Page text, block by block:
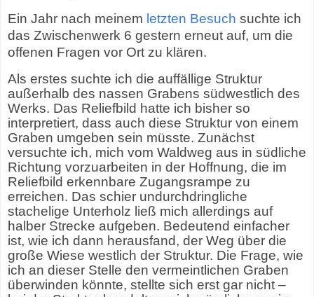
Ein Jahr nach meinem letzten Besuch suchte ich
das Zwischenwerk 6 gestern erneut auf, um die
offenen Fragen vor Ort zu klären.
Als erstes suchte ich die auffällige Struktur
außerhalb des nassen Grabens südwestlich des
Werks. Das Reliefbild hatte ich bisher so
interpretiert, dass auch diese Struktur von einem
Graben umgeben sein müsste. Zunächst
versuchte ich, mich vom Waldweg aus in südliche
Richtung vorzuarbeiten in der Hoffnung, die im
Reliefbild erkennbare Zugangsrampe zu
erreichen. Das schier undurchdringliche
stachelige Unterholz ließ mich allerdings auf
halber Strecke aufgeben. Bedeutend einfacher
ist, wie ich dann herausfand, der Weg über die
große Wiese westlich der Struktur. Die Frage, wie
ich an dieser Stelle den vermeintlichen Graben
überwinden könnte, stellte sich erst gar nicht –